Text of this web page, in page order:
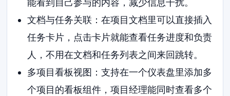
能看到自己参与的内容，减少信息干扰。
文档与任务关联：在项目文档里可以直接插入
任务卡片，点击卡片就能查看任务进度和负责
人，不用在文档和任务列表之间来回跳转。
多项目看板视图：支持在一个仪表盘里添加多
个项目的看板组件，项目经理能同时查看多个